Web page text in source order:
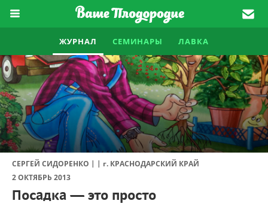
ЖУРНАЛ СЕМИНАРЫ ЛАВКА
СЕРГЕЙ СИДОРЕНКО | | г. КРАСНОДАРСКИЙ КРАЙ
2 ОКТЯБРЬ 2013
Посадка — это просто